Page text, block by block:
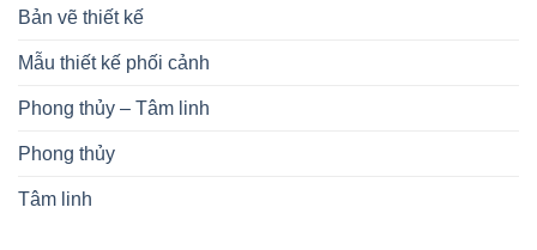
Bản vẽ thiết kế
Mẫu thiết kế phối cảnh
Phong thủy – Tâm linh
Phong thủy
Tâm linh